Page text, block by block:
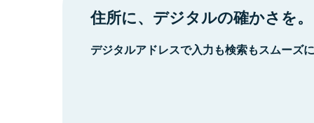
住所に、デジタルの確かさを。
デジタルアドレスで入力も検索もスムーズ